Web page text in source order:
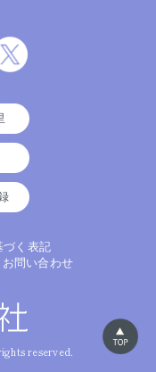
づく表記
お問い合わせ
reserved.